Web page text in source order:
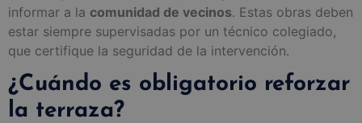
informar a la comunidad de vecinos. Estas obras deben
estar siempre supervisadas por un técnico colegiado,
que certifique la seguridad de la intervención.
¿Cuándo es obligatorio reforzar
la terraza?